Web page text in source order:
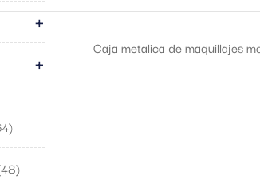
+
+
48
Caja metalica de maquillajes